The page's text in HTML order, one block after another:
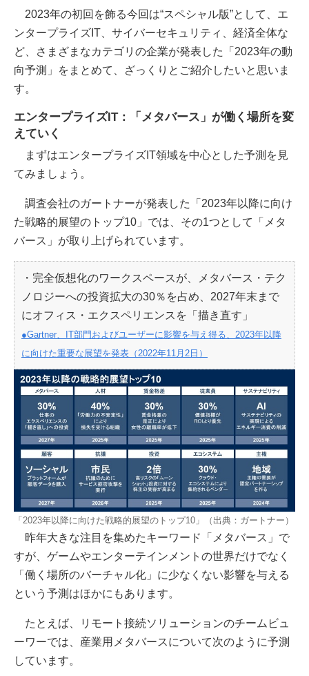
2023年の初回を飾る今回は“スペシャル版”として、エ
ンタープライズIT、サイバーセキュリティ、経済全体な
ど、さまざまなカテゴリの企業が発表した「2023年の動
向予測」をまとめて、ざっくりとご紹介したいと思いま
す。
エンタープライズIT：「メタバース」が働く場所を変
えていく
まずはエンタープライズIT領域を中心とした予測を見
てみましょう。
調査会社のガートナーが発表した「2023年以降に向け
た戦略的展望のトップ10」では、その1つとして「メタ
バース」が取り上げられています。
・完全仮想化のワークスペースが、メタバース・テク
ノロジーへの投資拡大の30％を占め、2027年末まで
にオフィス・エクスペリエンスを「描き直す」
●Gartner、IT部門およびユーザーに影響を与え得る、2023年以降
に向けた重要な展望を発表（2022年11月2日）
「2023年以降に向けた戦略的展望のトップ10」（出典：ガートナー）
昨年大きな注目を集めたキーワード「メタバース」で
すが、ゲームやエンターテインメントの世界だけでなく
「働く場所のバーチャル化」に少なくない影響を与える
という予測はほかにもあります。
たとえば、リモート接続ソリューションのチームビュ
ーワーでは、産業用メタバースについて次のように予測
しています。